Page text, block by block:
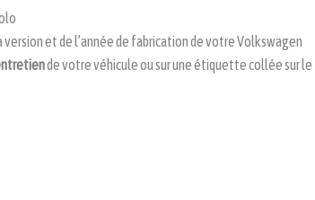
et de l’année de fabrication de votre Volkswagen
de votre véhicule ou sur une étiquette collée sur le